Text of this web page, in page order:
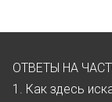
ОТВЕТЫ НА
1. Как здесь